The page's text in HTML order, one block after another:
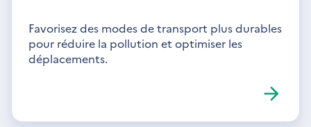
Favorisez des modes de transport plus durables
pour réduire la pollution et optimiser les
déplacements.